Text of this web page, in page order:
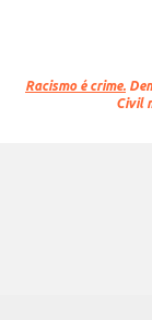
Racismo é crime.
Civil